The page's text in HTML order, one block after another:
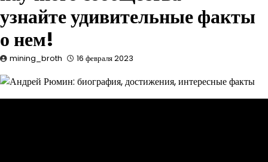
узнайте удивительные факты
о нем!
mining_broth 16 февраля 2023